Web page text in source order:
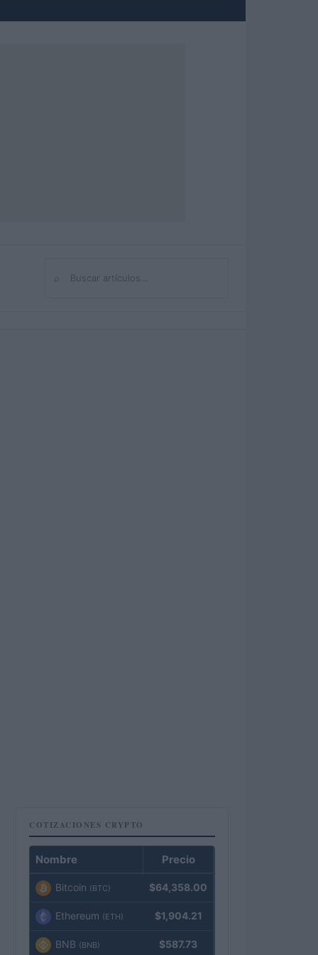
Buscar
COTIZACIONES CRYPTO
Nombre Precio
Bitcoin (BTC) $64,358.00
Ethereum (ETH) $1,904.21
BNB (BNB) $587.73